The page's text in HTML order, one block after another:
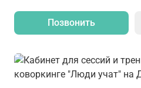
Позвонить